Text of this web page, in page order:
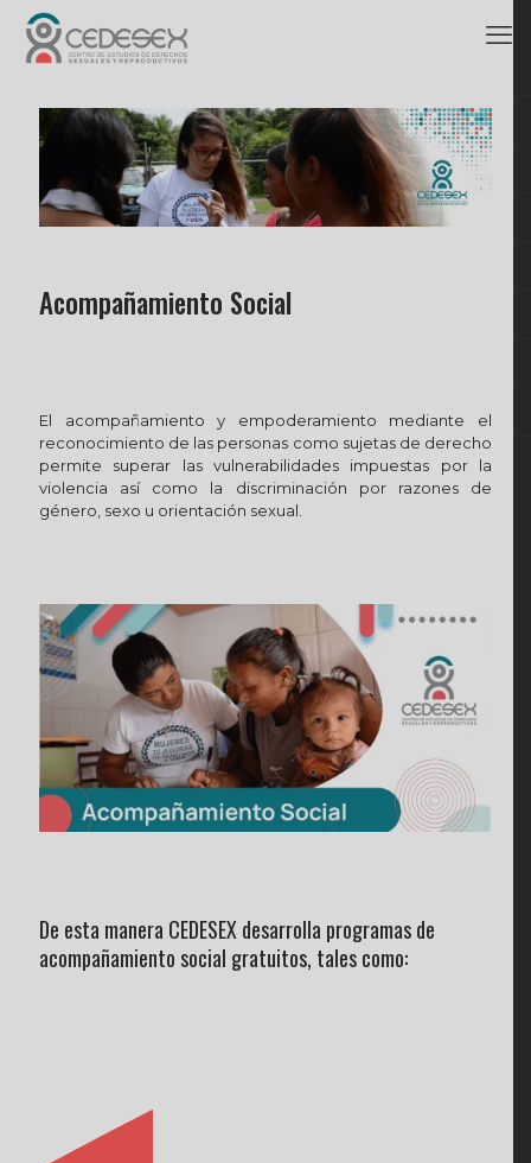
Acompañamiento Social
El acompañamiento y empoderamiento mediante el
reconocimiento de las personas como sujetas de derecho
permite superar las vulnerabilidades impuestas por la
violencia así como la discriminación por razones de
género, sexo u orientación sexual.
De esta manera CEDESEX desarrolla programas de
acompañamiento social gratuitos, tales como: